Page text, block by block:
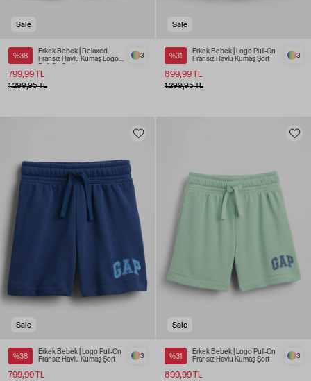
Sale
%38
Erkek Bebek | Relaxed
Fransız Havlu Kumaş Logo
Pull-On Şort
799,99 TL
3
1.299,95 TL
Sale
%31
Erkek Bebek | Logo Pull-On
Fransız Havlu Kumaş Şort
899,99 TL
3
1.299,95 TL
Sale
%38
Erkek Bebek | Logo Pull-On
Fransız Havlu Kumaş Şort
799,99 TL
3
Sale
%31
Erkek Bebek | Logo Pull-On
Fransız Havlu Kumaş Şort
899,99 TL
3